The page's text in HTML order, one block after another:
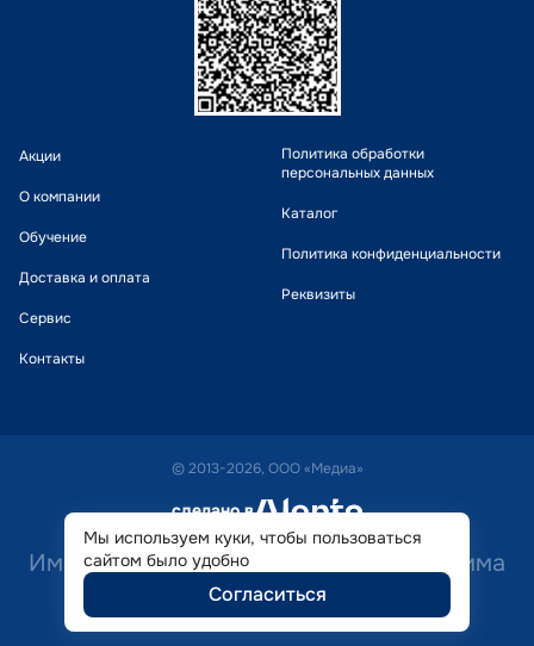
Акции
О компании
Обучение
Доставка и оплата
Сервис
Контакты
Политика обработки
персональных данных
Каталог
Политика конфиденциальности
Реквизиты
© 2013-2026, ООО «Медиа»
сделано в alente
Имеются противопоказания. Необходима
консультация специалиста.
Мы используем куки, чтобы пользоваться
сайтом было удобно
Согласиться